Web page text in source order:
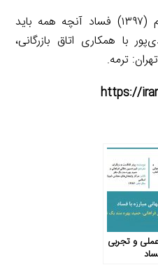
*فیسمن، ریموند؛ گولدن، میریام (۱۳۹۷) فساد آنچه همه باید
با همکاری اتاق بازرگانی،
ترمه.
و تجربی